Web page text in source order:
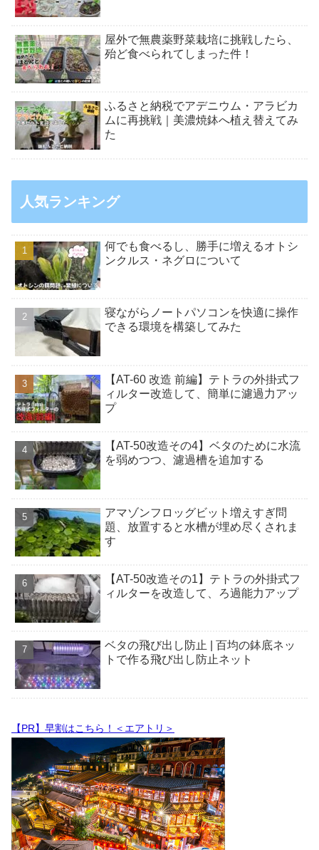
屋外で無農薬野菜栽培に挑戦したら、
殆ど食べられてしまった件！
ふるさと納税でアデニウム・アラビカ
ムに再挑戦｜美濃焼鉢へ植え替えてみ
た
人気ランキング
何でも食べるし、勝手に増えるオトシ
ンクルス・ネグロについて
寝ながらノートパソコンを快適に操作
できる環境を構築してみた
【AT-60 改造 前編】テトラの外掛式フ
ィルター改造して、簡単に濾過力アッ
プ
【AT-50改造その4】ベタのために水流
を弱めつつ、濾過槽を追加する
アマゾンフロッグビット増えすぎ問
題、放置すると水槽が埋め尽くされま
す
【AT-50改造その1】テトラの外掛式フ
ィルターを改造して、ろ過能力アップ
ベタの飛び出し防止 | 百均の鉢底ネッ
トで作る飛び出し防止ネット
【PR】早割はこちら！＜エアトリ＞